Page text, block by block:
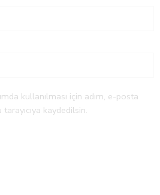
kullanılması için adım, e-posta
kaydedilsin.